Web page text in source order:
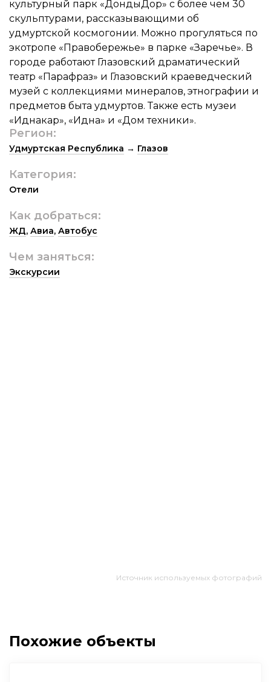
культурный парк «ДондыДор» с более чем 30
скульптурами, рассказывающими об
удмуртской космогонии. Можно прогуляться по
экотропе «Правобережье» в парке «Заречье». В
городе работают Глазовский драматический
театр «Парафраз» и Глазовский краеведческий
музей с коллекциями минералов, этнографии и
предметов быта удмуртов. Также есть музеи
«Иднакар», «Идна» и «Дом техники».
Регион:
Удмуртская Республика → Глазов
Категория:
Отели
Как добраться:
ЖД, Авиа, Автобус
Чем заняться:
Экскурсии
Источник используемых фотографий
Похожие объекты